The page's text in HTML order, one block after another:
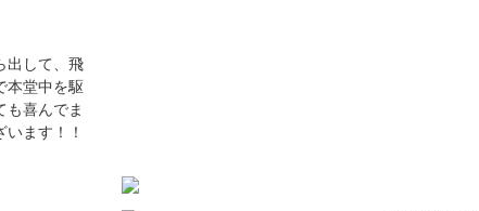
出して、飛
本堂中を駆
も喜んでま
います！！